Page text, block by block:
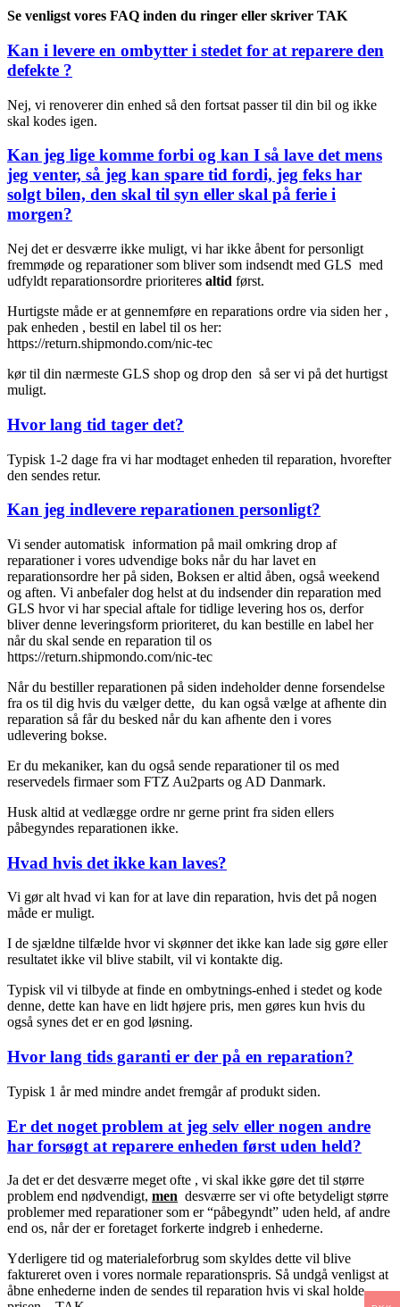
Se venligst vores FAQ inden du ringer eller skriver TAK
Kan i levere en ombytter i stedet for at reparere den
defekte ?
Nej, vi renoverer din enhed så den fortsat passer til din bil og ikke
skal kodes igen.
Kan jeg lige komme forbi og kan I så lave det mens
jeg venter, så jeg kan spare tid fordi, jeg feks har
solgt bilen, den skal til syn eller skal på ferie i
morgen?
Nej det er desværre ikke muligt, vi har ikke åbent for personligt
fremmøde og reparationer som bliver som indsendt med GLS med
udfyldt reparationsordre prioriteres altid først.
Hurtigste måde er at gennemføre en reparations ordre via siden her ,
pak enheden , bestil en label til os her:
https://return.shipmondo.com/nic-tec
kør til din nærmeste GLS shop og drop den så ser vi på det hurtigst
muligt.
Hvor lang tid tager det?
Typisk 1-2 dage fra vi har modtaget enheden til reparation, hvorefter
den sendes retur.
Kan jeg indlevere reparationen personligt?
Vi sender automatisk information på mail omkring drop af
reparationer i vores udvendige boks når du har lavet en
reparationsordre her på siden, Boksen er altid åben, også weekend
og aften. Vi anbefaler dog helst at du indsender din reparation med
GLS hvor vi har special aftale for tidlige levering hos os, derfor
bliver denne leveringsform prioriteret, du kan bestille en label her
når du skal sende en reparation til os
https://return.shipmondo.com/nic-tec
Når du bestiller reparationen på siden indeholder denne forsendelse
fra os til dig hvis du vælger dette, du kan også vælge at afhente din
reparation så får du besked når du kan afhente den i vores
udlevering bokse.
Er du mekaniker, kan du også sende reparationer til os med
reservedels firmaer som FTZ Au2parts og AD Danmark.
Husk altid at vedlægge ordre nr gerne print fra siden ellers
påbegyndes reparationen ikke.
Hvad hvis det ikke kan laves?
Vi gør alt hvad vi kan for at lave din reparation, hvis det på nogen
måde er muligt.
I de sjældne tilfælde hvor vi skønner det ikke kan lade sig gøre eller
resultatet ikke vil blive stabilt, vil vi kontakte dig.
Typisk vil vi tilbyde at finde en ombytnings-enhed i stedet og kode
denne, dette kan have en lidt højere pris, men gøres kun hvis du
også synes det er en god løsning.
Hvor lang tids garanti er der på en reparation?
Typisk 1 år med mindre andet fremgår af produkt siden.
Er det noget problem at jeg selv eller nogen andre
har forsøgt at reparere enheden først uden held?
Ja det er det desværre meget ofte , vi skal ikke gøre det til større
problem end nødvendigt, men desværre ser vi ofte betydeligt større
problemer med reparationer som er “påbegyndt” uden held, af andre
end os, når der er foretaget forkerte indgreb i enhederne.
Yderligere tid og materialeforbrug som skyldes dette vil blive
faktureret oven i vores normale reparationspris. Så undgå venligst at
åbne enhederne inden de sendes til reparation hvis vi skal holde